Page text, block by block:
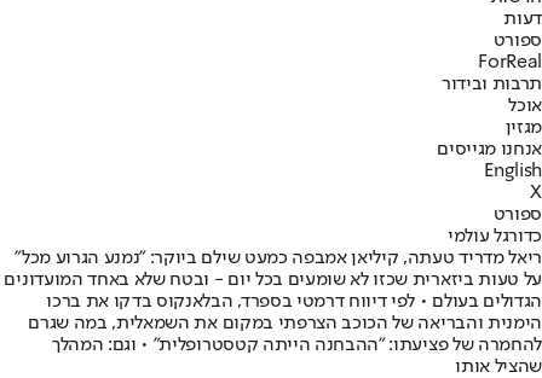
דעות
ספורט
ForReal
תרבות ובידור
אוכל
מגזין
אנחנו מגייסים
English
X
ספורט
כדורגל עולמי
ריאל מדריד טעתה, קיליאן אמבפה כמעט שילם ביוקר: "נמנע הגרוע מכל"
על טעות ביזארית שכזו לא שומעים בכל יום - ובטח שלא באחד המועדונים
הגדולים בעולם • לפי דיווח דרמטי בספרד, הבלאנקוס בדקו את ברכו
הימנית והבריאה של הכוכב הצרפתי במקום את השמאלית, במה שגרם
להחמרה של פציעתו: "ההבחנה הייתה קטסטרופלית" • וגם: המהלך
שהציל אותו